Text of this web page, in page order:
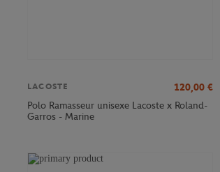
LACOSTE 120,00 €
Polo Ramasseur unisexe Lacoste x Roland-
Garros - Marine